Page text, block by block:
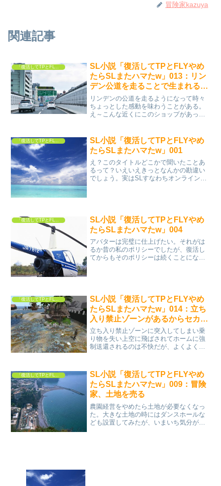
冒険家kazuya
関連記事
SL小説「復活してTPとFLYやめ
たらSLまたハマたw」013：リン
デン公道を走ることで生まれるち
ょっとした感動
リンデンの公道を走るようになって時々
ちょっとした感動を味わうことがある。
え～こんな近くにこのショップがあった
く感動だ。TPが可能なセカンドライフで
は移動距離は関係ない。...
SL小説「復活してTPとFLYやめ
たらSLまたハマたw」001
え？このタイトルどこかで聞いたことあ
るって？いえいえきっとなんかの勘違い
でしょう。実はSLすなわちオンラインゲ
SL小説「復活してTPとFLYやめ
たらSLまたハマたw」004
アバターは完璧に仕上げたい。それがは
るか昔の私のポリシーでしたが、復活し
てからもそのポリシーは続くことになり
「復活してTPとFLYやめたらSLまたハマたw」
SL小説「復活してTPとFLYやめ
たらSLまたハマたw」014：立ち
入り禁止ゾーンがあるからセカン
ドライフの冒険は面白い
立ち入り禁止ゾーンに突入してしまい乗
り物を失い上空に飛ばされてホームに強
制送還されるのは不快だが、よくよく考
危険があるから冒険なんだ。安全だと冒
険とは言えない。インワー...
SL小説「復活してTPとFLYやめ
たらSLまたハマたw」009：冒険
家、土地を売る
農園経営をやめたら土地が必要なくなっ
た。大きな土地の時にはダンスホールな
ども設置してみたが、いまいち気分が乗